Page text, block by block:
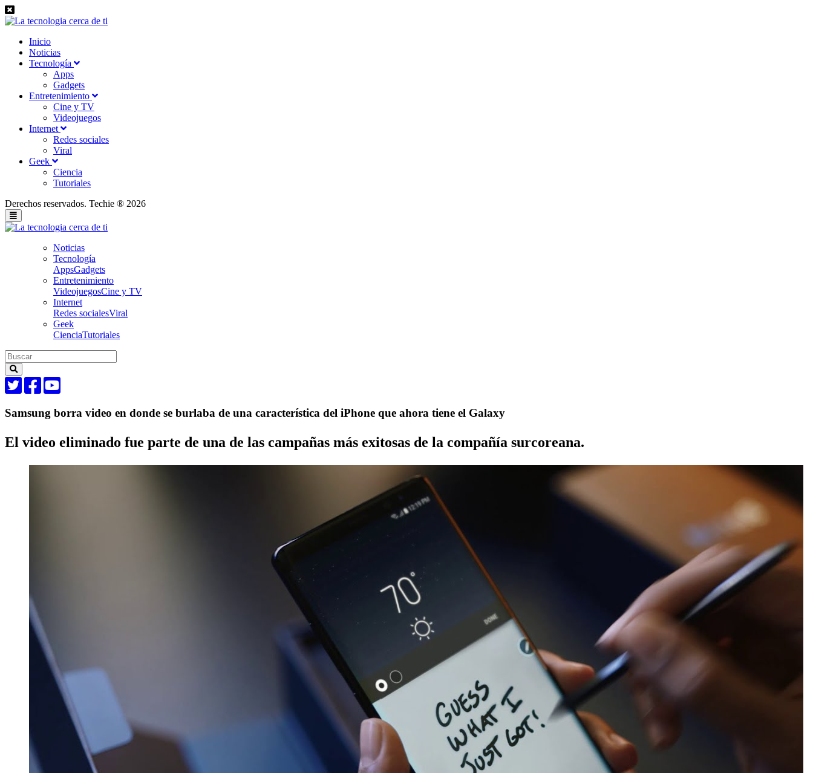
Inicio
Noticias
Tecnología
Apps
Gadgets
Entretenimiento
Cine y TV
Videojuegos
Internet
Redes sociales
Viral
Geek
Ciencia
Tutoriales
Derechos reservados. Techie ® 2026
Noticias
Tecnología
AppsGadgets
Entretenimiento
VideojuegosCine y TV
Internet
Redes socialesViral
Geek
CienciaTutoriales
Samsung borra video en donde se burlaba de una característica del iPhone que ahora tiene el Galaxy
El video eliminado fue parte de una de las campañas más exitosas de la compañía surcoreana.